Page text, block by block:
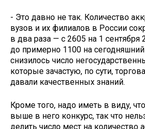
- Это давно не так. Количество
вузов и их филиалов в России
в два раза — с 2605 на 1 сентября
до примерно 1100 на
снизилось число
которые зачастую, по сути,
давали качественных знаний.
Кроме того, надо иметь в виду,
выше в него конкурс, так что
делить число мест на количество